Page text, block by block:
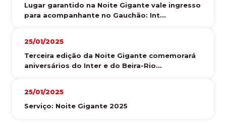
Lugar garantido na Noite Gigante vale ingresso
para acompanhante no Gauchão: Int...
25/01/2025
Terceira edição da Noite Gigante comemorará
aniversários do Inter e do Beira-Rio...
25/01/2025
Serviço: Noite Gigante 2025